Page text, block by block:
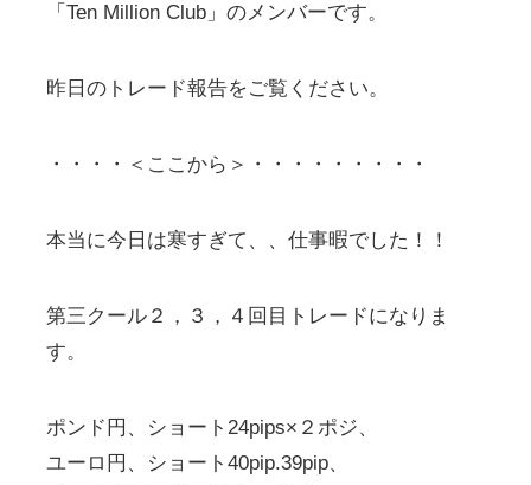
「Ten Million Club」のメンバーです。
昨日のトレード報告をご覧ください。
・・・・＜ここから＞・・・・・・・・・
本当に今日は寒すぎて、、仕事暇でした！！
第三クール２，３，４回目トレードになりま
す。
ポンド円、ショート24pips×２ポジ、
ユーロ円、ショート40pip.39pip、